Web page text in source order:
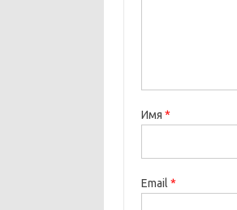
Имя *
Email *